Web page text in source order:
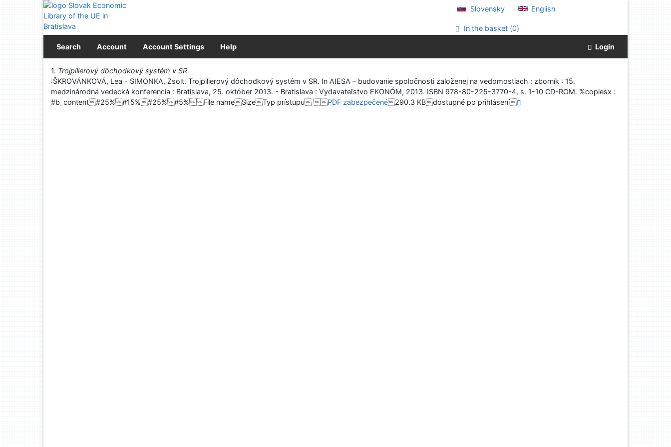
Go to content
Go to menu
Accessibility declaration
Slovensky English
In the basket (0)
Search Account Account Settings Help Login
Print
1. Trojpilierový dôchodkový systém v SR
:ŠKROVÁNKOVÁ, Lea - SIMONKA, Zsolt. Trojpilierový dôchodkový systém v SR. In AIESA – budovanie spoločnosti založenej na vedomostiach : zborník : 15.
medzinárodná vedecká konferencia : Bratislava, 25. október 2013. - Bratislava : Vydavateľstvo EKONÓM, 2013. ISBN 978-80-225-3770-4, s. 1-10 CD-ROM. %copiesx :
#b_content#25%#15%#25%#5%File nameSizeTyp prístupu PDF zabezpečené 290.3 KBdostupné po prihlásení